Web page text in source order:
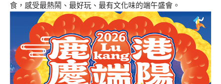
食，感受最熱鬧、最好玩、最有文化味的端午盛會。